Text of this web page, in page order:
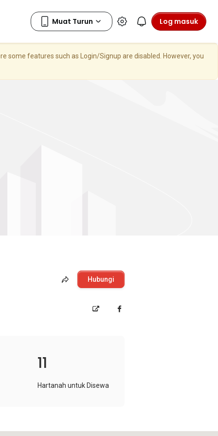
Log masuk
some features such as Login/Signup are disabled. However, you
Hubungi
11
Hartanah untuk Disewa